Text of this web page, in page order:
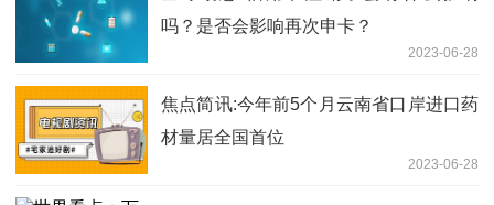
吗？是否会影响再次申卡？
2023-06-28
焦点简讯:今年前5个月云南省口岸进口药
材量居全国首位
2023-06-28